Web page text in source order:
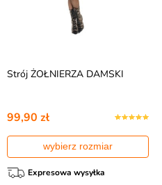
Strój ŻOŁNIERZA DAMSKI
99,90 zł
wybierz rozmiar
Expresowa wysyłka